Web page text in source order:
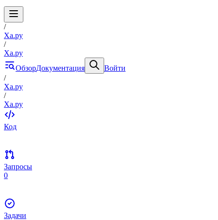
/
Xa.py
/
Xa.py
ОбзорДокументация
Войти
/
Xa.py
/
Xa.py
Код
Запросы
0
Задачи